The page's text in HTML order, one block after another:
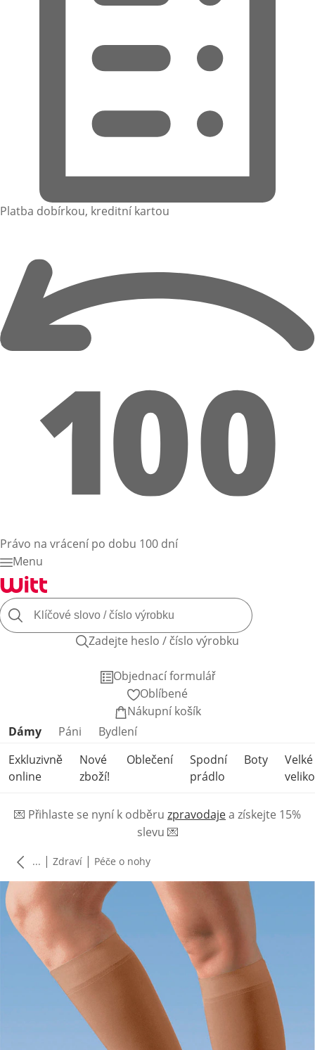
Platba dobírkou, kreditní kartou
Právo na vrácení po dobu 100 dní
Menu
Zadejte heslo / číslo výrobku
Objednací formulář
Oblíbené
Nákupní košík
Přeskočit kategorie produktů
Dámy Páni
Bydlení
Exkluzivně
online
Nové
zboží!
Oblečení
Spodní
prádlo
Boty
Velké
💌 Přihlaste se nyní k odběru zpravodajea získejte 15%
slevu 💌
... | Zdraví | Péče o nohy